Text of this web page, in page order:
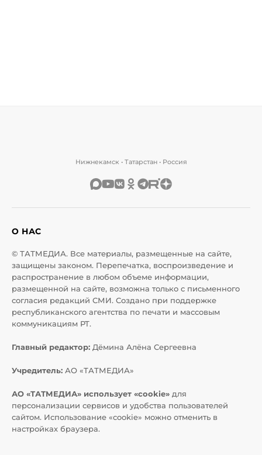
Нижнекамск • Татарстан • Россия
О НАС
© ТАТМЕДИА. Все материалы, размещенные на сайте,
защищены законом. Перепечатка, воспроизведение и
распространение в любом объеме информации,
размещенной на сайте, возможна только с письменного
согласия редакций СМИ. Создано при поддержке
республиканского агентства по печати и массовым
коммуникациям РТ.
Главный редактор: Дёмина Алёна Сергеевна
Учредитель: АО «ТАТМЕДИА»
АО «ТАТМЕДИА» использует «cookie» для
персонализации сервисов и удобства пользователей
сайтом. Использование «cookie» можно отменить в
настройках браузера.